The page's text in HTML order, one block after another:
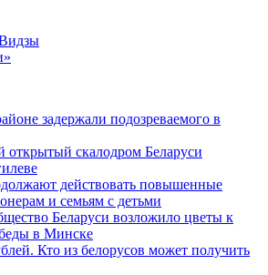
задержали подозреваемого в
скалодром Беларуси
действовать повышенные
и семьям с детьми
Беларуси возложило цветы к
в Минске
Кто из белорусов может получить